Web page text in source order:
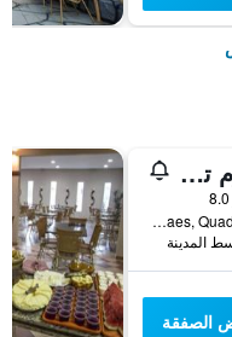
هوتل أتريوم تيرماس - أوفيتشيال
Avenida Cel Cirilo Lopes de Moraes, Quadro 33 Lt Turista I, كالداس نوفاس, البرازيل
الصفقة